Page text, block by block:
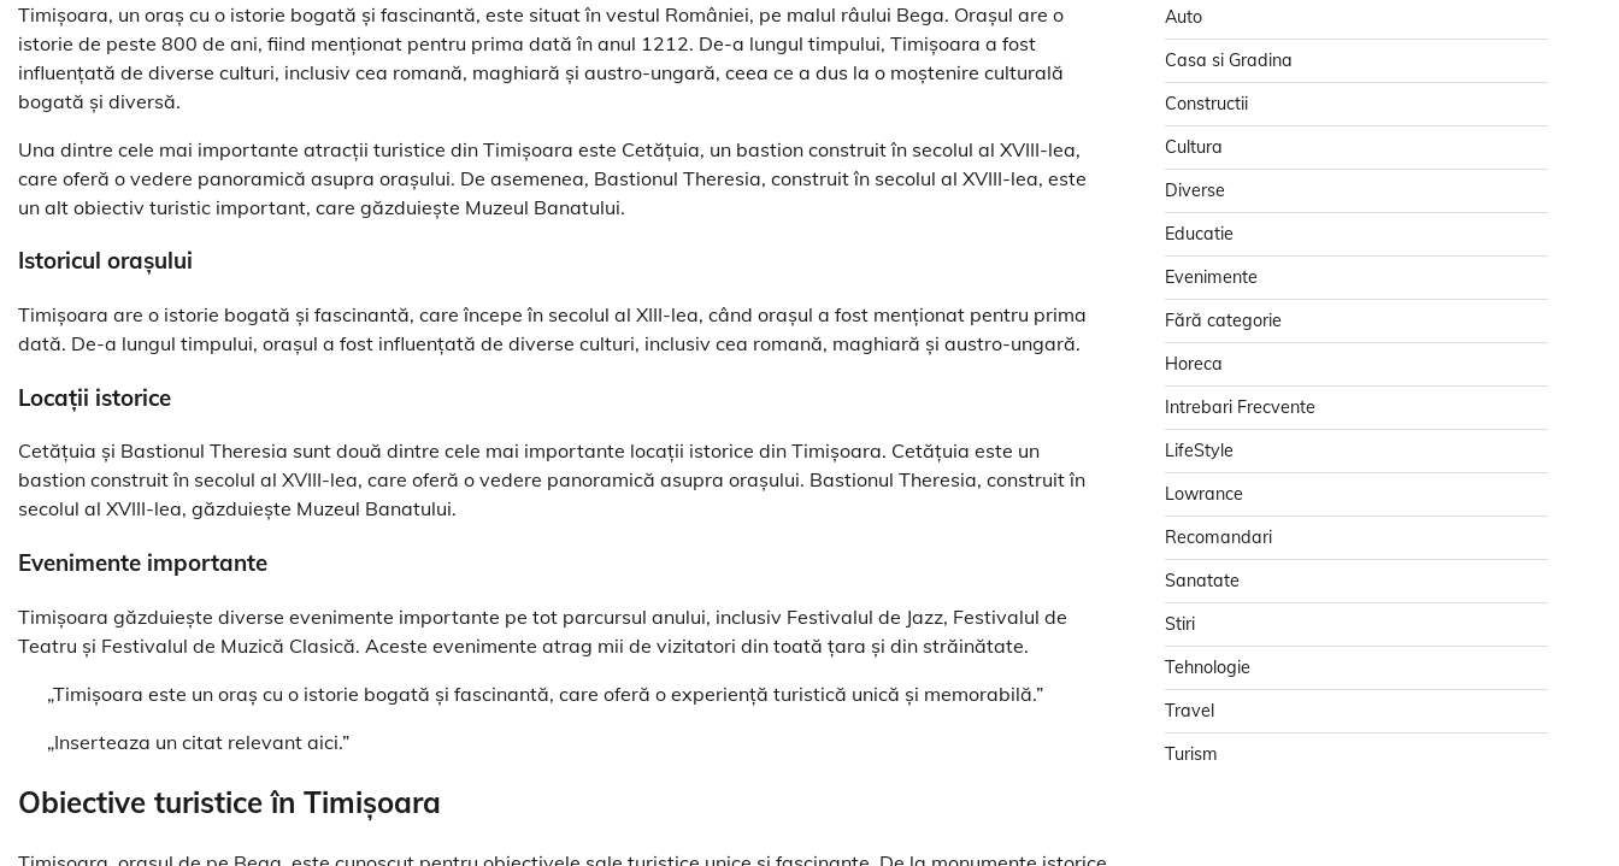
Timișoara, un oraș cu o istorie bogată și fascinantă, este situat în vestul României, pe malul râului Bega. Orașul are o
istorie de peste 800 de ani, fiind menționat pentru prima dată în anul 1212. De-a lungul timpului, Timișoara a fost
influențată de diverse culturi, inclusiv cea romană, maghiară și austro-ungară, ceea ce a dus la o moștenire culturală
bogată și diversă.
Una dintre cele mai importante atracții turistice din Timișoara este Cetățuia, un bastion construit în secolul al XVIII-lea,
care oferă o vedere panoramică asupra orașului. De asemenea, Bastionul Theresia, construit în secolul al XVIII-lea, este
un alt obiectiv turistic important, care găzduiește Muzeul Banatului.
Istoricul orașului
Timișoara are o istorie bogată și fascinantă, care începe în secolul al XIII-lea, când orașul a fost menționat pentru prima
dată. De-a lungul timpului, orașul a fost influențată de diverse culturi, inclusiv cea romană, maghiară și austro-ungară.
Locații istorice
Cetățuia și Bastionul Theresia sunt două dintre cele mai importante locații istorice din Timișoara. Cetățuia este un
bastion construit în secolul al XVIII-lea, care oferă o vedere panoramică asupra orașului. Bastionul Theresia, construit în
secolul al XVIII-lea, găzduiește Muzeul Banatului.
Evenimente importante
Timișoara găzduiește diverse evenimente importante pe tot parcursul anului, inclusiv Festivalul de Jazz, Festivalul de
Teatru și Festivalul de Muzică Clasică. Aceste evenimente atrag mii de vizitatori din toată țara și din străinătate.
„Timișoara este un oraș cu o istorie bogată și fascinantă, care oferă o experiență turistică unică și memorabilă.”
„Inserteaza un citat relevant aici.”
Obiective turistice în Timișoara
Auto
Casa si Gradina
Constructii
Cultura
Diverse
Educatie
Evenimente
Fără categorie
Horeca
Intrebari Frecvente
LifeStyle
Lowrance
Recomandari
Sanatate
Stiri
Tehnologie
Travel
Turism